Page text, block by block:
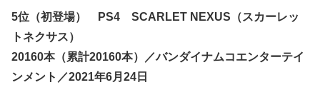
5位（初登場） PS4 SCARLET NEXUS（スカーレッ
トネクサス）
20160本（累計20160本）／バンダイナムコエンターテイ
ンメント／2021年6月24日